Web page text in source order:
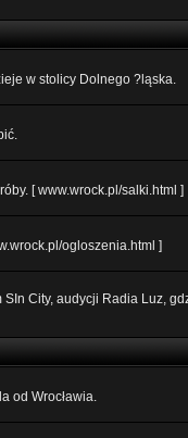
w stolicy Dolnego ?ląska.
[ www.wrock.pl/salki.html ]
ogloszenia.html ]
City, audycji Radia Luz,
od Wrocławia.